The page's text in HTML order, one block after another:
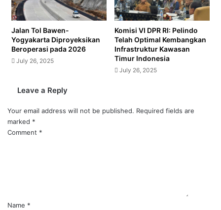
Jalan Tol Bawen-
Yogyakarta Diproyeksikan
Beroperasi pada 2026
July 26, 2025
Komisi VI DPR RI: Pelindo
Telah Optimal Kembangkan
Infrastruktur Kawasan
Timur Indonesia
July 26, 2025
Leave a Reply
Your email address will not be published. Required fields are
marked *
Comment *
Name *